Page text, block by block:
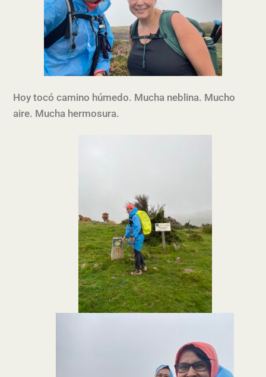
Hoy tocó camino húmedo. Mucha neblina. Mucho
aire. Mucha hermosura.